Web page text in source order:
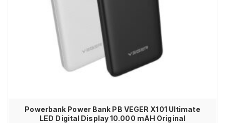
Powerbank Power Bank PB VEGER X101 Ultimate
LED Digital Display 10.000 mAH Original